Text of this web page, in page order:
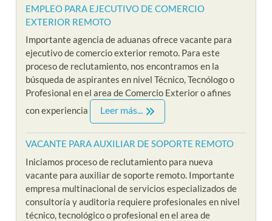
EMPLEO PARA EJECUTIVO DE COMERCIO
EXTERIOR REMOTO
Importante agencia de aduanas ofrece vacante para
ejecutivo de comercio exterior remoto. Para este
proceso de reclutamiento, nos encontramos en la
búsqueda de aspirantes en nivel Técnico, Tecnólogo o
Profesional en el area de Comercio Exterior o afines
con experiencia
Leer más...
VACANTE PARA AUXILIAR DE SOPORTE REMOTO
Iniciamos proceso de reclutamiento para nueva
vacante para auxiliar de soporte remoto. Importante
empresa multinacional de servicios especializados de
consultoría y auditoria requiere profesionales en nivel
técnico, tecnológico o profesional en el area de